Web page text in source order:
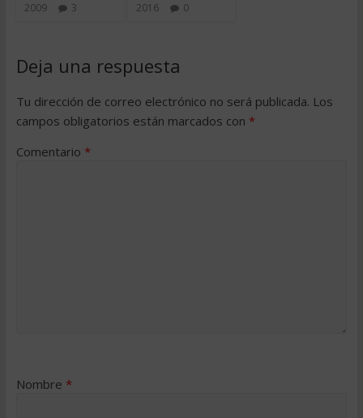
2009
3
2016
0
Deja una respuesta
Tu dirección de correo electrónico no será publicada. Los
campos obligatorios están marcados con *
Comentario *
Nombre *